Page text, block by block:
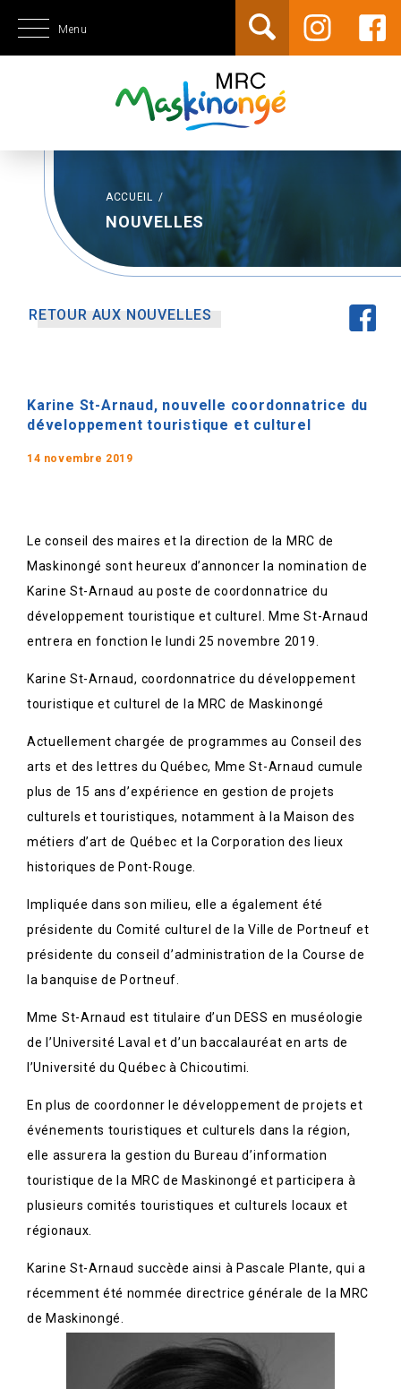
Menu
ACCUEIL /
NOUVELLES
RETOUR AUX NOUVELLES
Karine St-Arnaud, nouvelle coordonnatrice du
développement touristique et culturel
14 novembre 2019
Le conseil des maires et la direction de la MRC de
Maskinongé sont heureux d’annoncer la nomination de
Karine St-Arnaud au poste de coordonnatrice du
développement touristique et culturel. Mme St-Arnaud
entrera en fonction le lundi 25 novembre 2019.
Karine St-Arnaud, coordonnatrice du développement
touristique et culturel de la MRC de Maskinongé
Actuellement chargée de programmes au Conseil des
arts et des lettres du Québec, Mme St-Arnaud cumule
plus de 15 ans d’expérience en gestion de projets
culturels et touristiques, notamment à la Maison des
métiers d’art de Québec et la Corporation des lieux
historiques de Pont-Rouge.
Impliquée dans son milieu, elle a également été
présidente du Comité culturel de la Ville de Portneuf et
présidente du conseil d’administration de la Course de
la banquise de Portneuf.
Mme St-Arnaud est titulaire d’un DESS en muséologie
de l’Université Laval et d’un baccalauréat en arts de
l’Université du Québec à Chicoutimi.
En plus de coordonner le développement de projets et
événements touristiques et culturels dans la région,
elle assurera la gestion du Bureau d’information
touristique de la MRC de Maskinongé et participera à
plusieurs comités touristiques et culturels locaux et
régionaux.
Karine St-Arnaud succède ainsi à Pascale Plante, qui a
récemment été nommée directrice générale de la MRC
de Maskinongé.